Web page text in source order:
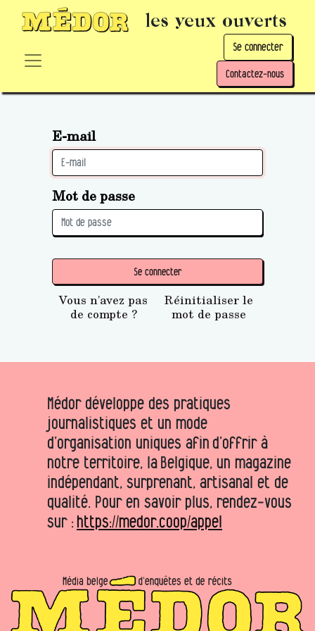
les yeux ouverts
Se connecter
Contactez-nous
E-mail
Mot de passe
Se connecter
Vous n'avez pas
de compte ?
Réinitialiser le
mot de passe
Médor développe des pratiques
journalistiques et un mode
d’organisation uniques afin d’offrir à
notre territoire, la Belgique, un magazine
indépendant, surprenant, artisanal et de
qualité. Pour en savoir plus, rendez-vous
sur : https://medor.coop/appel